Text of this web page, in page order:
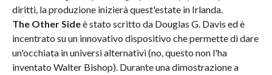
diritti, la produzione inizierà quest'estate in Irlanda.
The Other Sideè stato scritto da Douglas G. Davis ed è
incentrato su un innovativo dispositivo che permette di dare
un'occhiata in universi alternativi (no, questo non l'ha
inventato Walter Bishop). Durante una dimostrazione a